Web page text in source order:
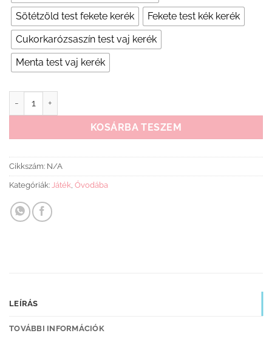
Sötétzöld test fekete kerék
Fekete test kék kerék
Cukorkarózsaszín test vaj kerék
Menta test vaj kerék
KOSÁRBA TESZEM
Cikkszám: N/A
Kategóriák: Játék Óvodába
LEÍRÁS
TOVÁBBI INFORMÁCIÓK